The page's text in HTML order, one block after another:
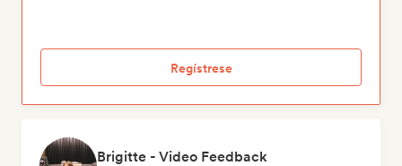
Regístrese
Brigitte - Video Feedback